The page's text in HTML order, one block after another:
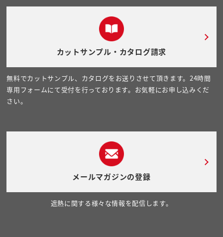
カットサンプル・カタログ請求
無料でカットサンプル、カタログをお送りさせて頂きます。24時間
専用フォームにて受付を行っております。お気軽にお申し込みくだ
さい。
メールマガジンの登録
遮熱に関する様々な情報を配信します。